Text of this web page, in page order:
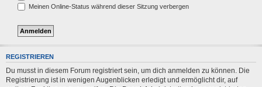
Meinen Online-Status während dieser Sitzung verbergen
REGISTRIEREN
Du musst in diesem Forum registriert sein, um dich anmelden zu können. Die
Registrierung ist in wenigen Augenblicken erledigt und ermöglicht dir, auf